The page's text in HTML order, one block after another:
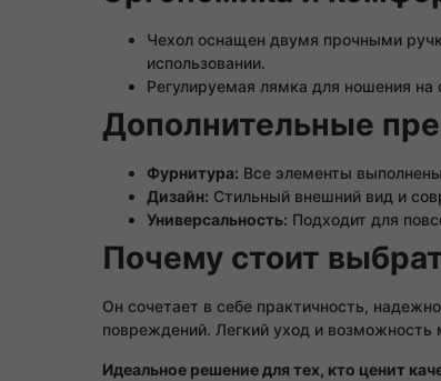
Чехол оснащен двумя прочными
использовании.
Регулируемая лямка для ношения
Дополнительные
Фурнитура: Все элементы
Дизайн: Стильный внешний вид и
Универсальность: Подходит для
Почему стоит
Он сочетает в себе практичность,
повреждений. Легкий уход и
Идеальное решение для тех, кто ценит